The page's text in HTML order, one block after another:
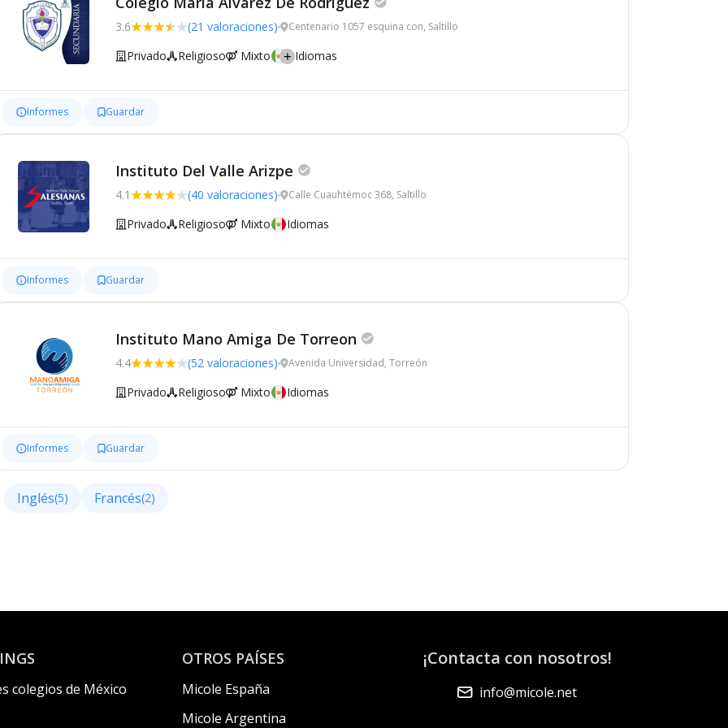
3.6 (21 valoraciones) Centenario 1057 esquina con, Saltillo
Privado Religioso Mixto Idiomas
Informes Guardar
Instituto Del Valle Arizpe
4.1 (40 valoraciones) Calle Cuauhtémoc 368, Saltillo
Privado Religioso Mixto Idiomas
Informes Guardar
Instituto Mano Amiga De Torreon
4.4 (52 valoraciones) Avenida Universidad, Torreón
Privado Religioso Mixto Idiomas
Informes Guardar
Inglés(5) Francés(2)
colegios de México
OTROS PAÍSES
Micole España
Micole Argentina
¡Contacta con nosotros!
info@micole.net